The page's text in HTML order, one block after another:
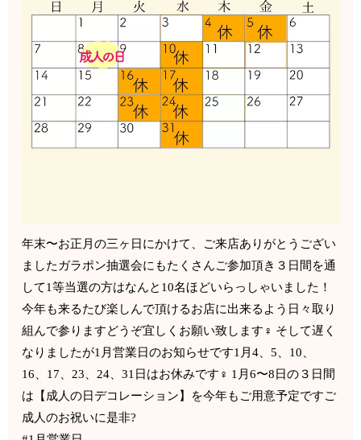
年末〜お正月の三ヶ日にかけて、ご来店ありがとうござい
ましたガラポン抽選会にもたくさんご参加頂き３日間を通
して1等当選の方はなんと10名ほどいらっしゃいました！
今年も来るたび楽しんで頂けるお店に出来るよう日々取り
組んで参りますどうぞ宜しくお願い致します‍♀️ そして遅く
なりましたが1月営業日のお知らせです1月4、5、10、
16、17、23、24、31日はお休みです‍♀️ 1月6〜8日の３日間
は【成人の日デコレーション】を今年もご用意予定ですご
成人のお祝いに是非?